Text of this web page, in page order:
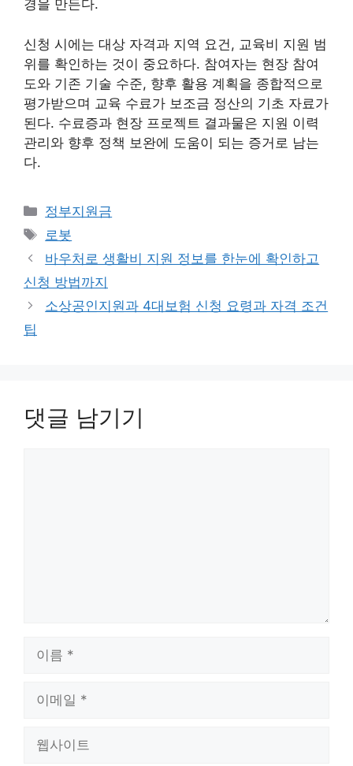
경을 만든다.
신청 시에는 대상 자격과 지역 요건, 교육비 지원 범
위를 확인하는 것이 중요하다. 참여자는 현장 참여
도와 기존 기술 수준, 향후 활용 계획을 종합적으로
평가받으며 교육 수료가 보조금 정산의 기초 자료가
된다. 수료증과 현장 프로젝트 결과물은 지원 이력
관리와 향후 정책 보완에 도움이 되는 증거로 남는
다.
카
테
리
정부지원금
태
그
로봇
바우처로 생활비 지원 정보를 한눈에 확인하고
신청 방법까지
소상공인지원과 4대보험 신청 요령과 자격 조건
팁
댓글 남기기